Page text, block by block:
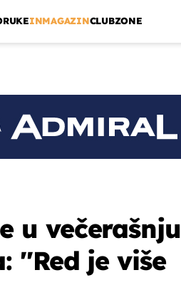
INMAGAZINCLUBZONE
u večerašnju
''Red je više